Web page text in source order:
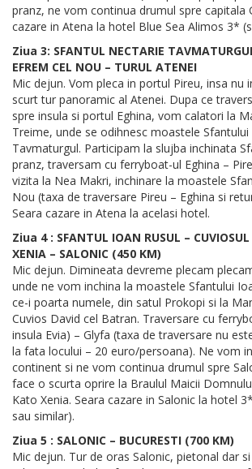
pranz, ne vom continua drumul spre capitala
cazare in Atena la hotel Blue Sea Alimos 3*
Ziua 3: SFANTUL NECTARIE
EFREM CEL NOU – TURUL ATENEI
Mic dejun. Vom pleca in portul Pireu, insa nu
scurt tur panoramic al Atenei. Dupa ce
spre insula si portul Eghina, vom calatori la
Treime, unde se odihnesc moastele
Tavmaturgul. Participam la slujba inchinata
pranz, traversam cu ferryboat-ul Eghina –
vizita la Nea Makri, inchinare la moastele
Nou (taxa de traversare Pireu – Eghina si
Seara cazare in Atena la acelasi hotel.
Ziua 4 : SFANTUL IOAN RUSUL –
XENIA – SALONIC (450 KM)
Mic dejun. Dimineata devreme plecam
unde ne vom inchina la moastele Sfantului
ce-i poarta numele, din satul Prokopi si la
Cuvios David cel Batran. Traversare cu
insula Evia) – Glyfa (taxa de traversare nu
la fata locului – 20 euro/persoana). Ne vom
continent si ne vom continua drumul spre
face o scurta oprire la Braulul Maicii
Kato Xenia. Seara cazare in Salonic la hotel
sau similar).
Ziua 5 : SALONIC – BUCURESTI (700 KM)
Mic dejun. Tur de oras Salonic, pietonal dar